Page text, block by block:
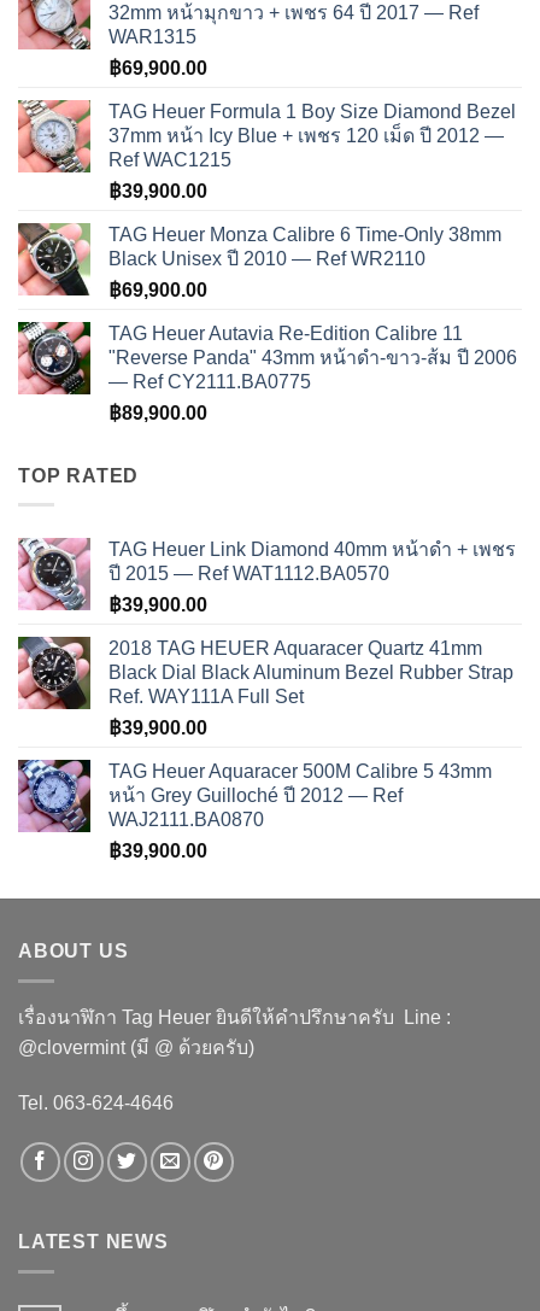
32mm หน้ามุกขาว + เพชร 64 ปี 2017 — Ref
WAR1315
฿69,900.00
TAG Heuer Formula 1 Boy Size Diamond Bezel
37mm หน้า Icy Blue + เพชร 120 เม็ด ปี 2012 —
Ref WAC1215
฿39,900.00
TAG Heuer Monza Calibre 6 Time-Only 38mm
Black Unisex ปี 2010 — Ref WR2110
฿69,900.00
TAG Heuer Autavia Re-Edition Calibre 11
"Reverse Panda" 43mm หน้าดำ-ขาว-ส้ม ปี 2006
— Ref CY2111.BA0775
฿89,900.00
TOP RATED
TAG Heuer Link Diamond 40mm หน้าดำ + เพชร
ปี 2015 — Ref WAT1112.BA0570
฿39,900.00
2018 TAG HEUER Aquaracer Quartz 41mm
Black Dial Black Aluminum Bezel Rubber Strap
Ref. WAY111A Full Set
฿39,900.00
TAG Heuer Aquaracer 500M Calibre 5 43mm
หน้า Grey Guilloché ปี 2012 — Ref
WAJ2111.BA0870
฿39,900.00
ABOUT US
เรื่องนาฬิกา Tag Heuer ยินดีให้คำปรึกษาครับ ​Line :
@clovermint (มี @ ด้วยครับ)
Tel. 063-624-4646
LATEST NEWS